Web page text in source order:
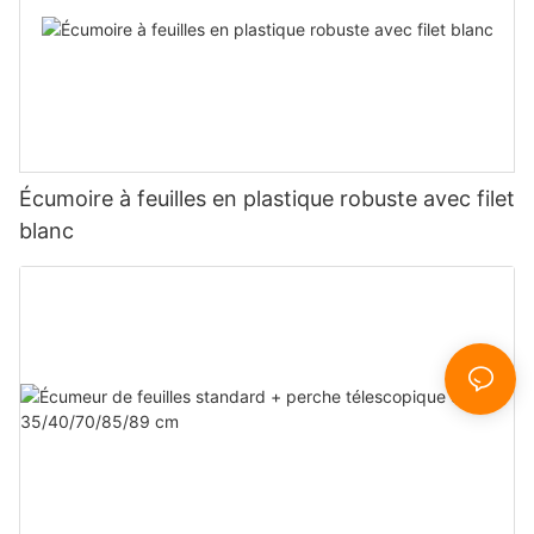
Écumoire à feuilles en plastique robuste avec filet
blanc